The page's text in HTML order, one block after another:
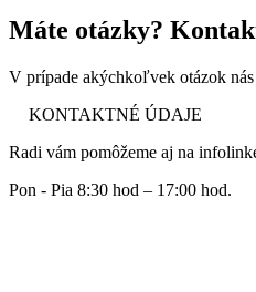
Máte otázky?
V prípade akýchkoľvek otázok
KONTAKTNÉ ÚDAJE
Radi vám pomôžeme aj na
Pon - Pia 8:30 hod – 17:00 hod.